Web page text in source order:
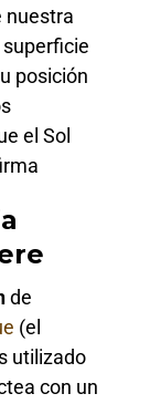
nuestra
posición
el Sol
de
(el
utilizado
con un